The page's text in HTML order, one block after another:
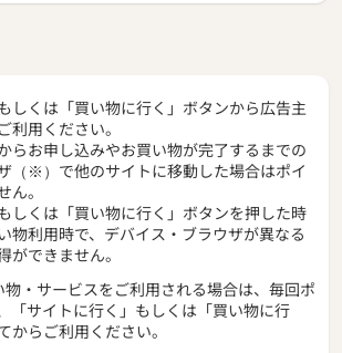
しくは「買い物に行く」ボタンから広告主
利用ください。
らお申し込みやお買い物が完了するまでの
（※）で他のサイトに移動した場合はポイ
ん。
しくは「買い物に行く」ボタンを押した時
物利用時で、デバイス・ブラウザが異なる
ができません。
・サービスをご利用される場合は、毎回ポ
「サイトに行く」もしくは「買い物に行
からご利用ください。